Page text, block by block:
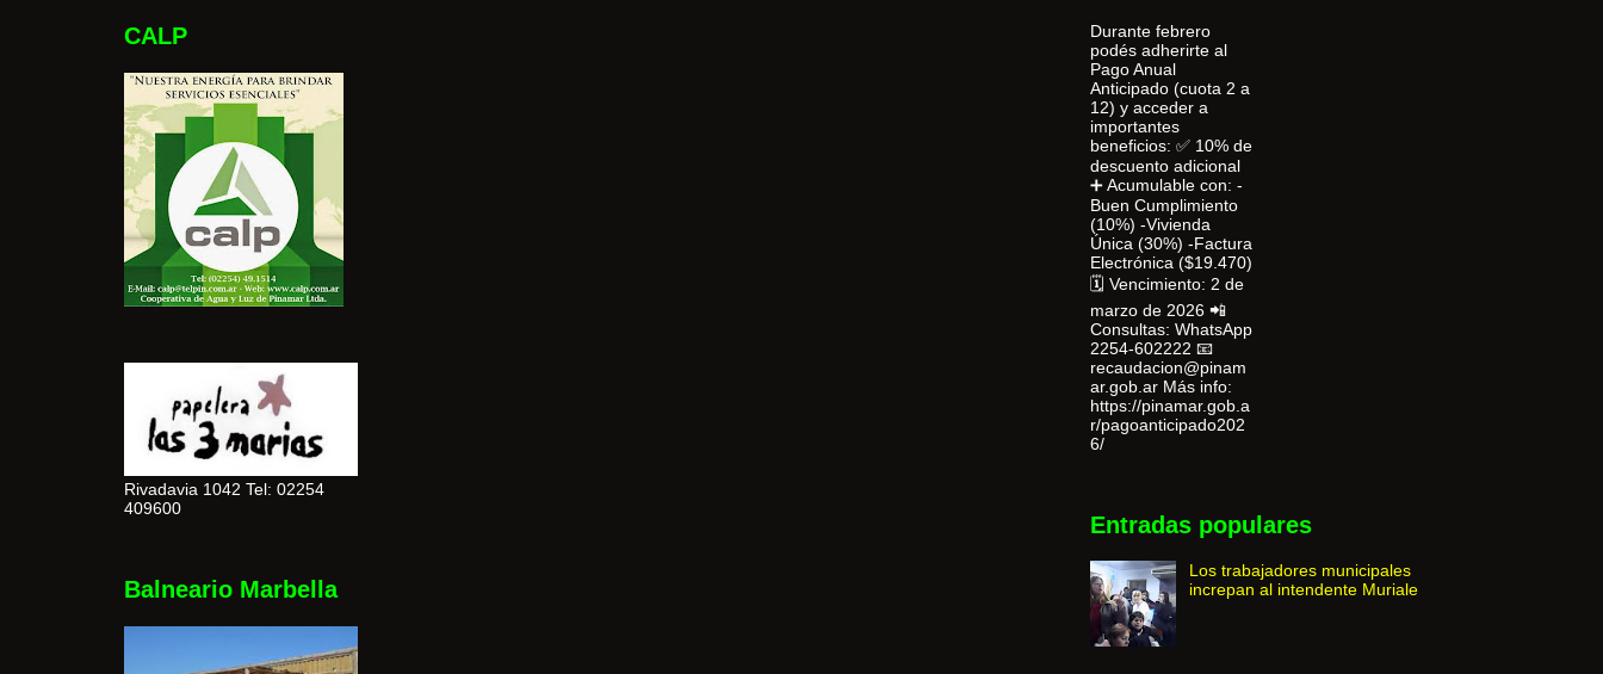
CALP
Rivadavia 1042 Tel: 02254
409600
Balneario Marbella
Durante febrero
podés adherirte al
Pago Anual
Anticipado (cuota 2 a
12) y acceder a
importantes
beneficios: ✅ 10% de
descuento adicional
➕ Acumulable con: -
Buen Cumplimiento
(10%) -Vivienda
Única (30%) -Factura
Electrónica ($19.470)
🗓 Vencimiento: 2 de
marzo de 2026 📲
Consultas: WhatsApp
2254-602222 📧
recaudacion@pinam
ar.gob.ar Más info:
https://pinamar.gob.a
r/pagoanticipado202
6/
Entradas populares
Los trabajadores municipales
increpan al intendente Muriale